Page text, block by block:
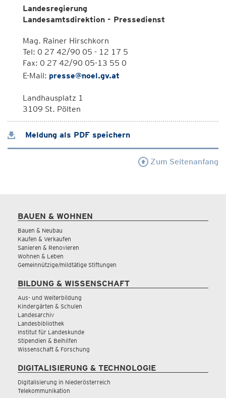
Landesregierung
Landesamtsdirektion - Pressedienst
Mag. Rainer Hirschkorn
Tel: 0 27 42/90 05 - 12 17 5
Fax: 0 27 42/90 05-13 55 0
E-Mail: presse@noel.gv.at
Landhausplatz 1
3109 St. Pölten
Meldung als PDF speichern
Zum Seitenanfang
BAUEN & WOHNEN
Bauen & Neubau
Kaufen & Verkaufen
Sanieren & Renovieren
Wohnen & Leben
Gemeinnützige/mildtätige Stiftungen
BILDUNG & WISSENSCHAFT
Aus- und Weiterbildung
Kindergärten & Schulen
Landesarchiv
Landesbibliothek
Institut für Landeskunde
Stipendien & Beihilfen
Wissenschaft & Forschung
DIGITALISIERUNG & TECHNOLOGIE
Digitalisierung in Niederösterreich
Telekommunikation